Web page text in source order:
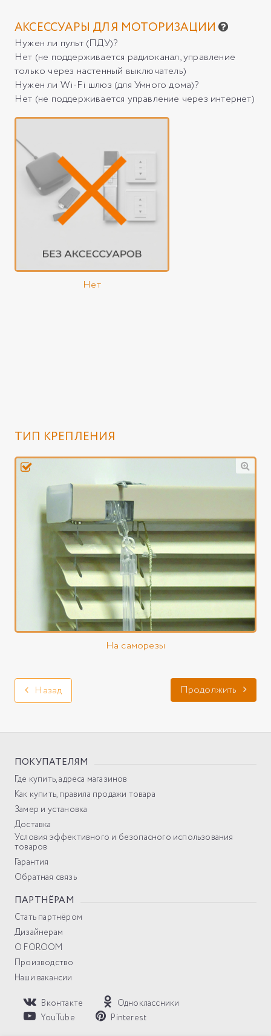
АКСЕССУАРЫ ДЛЯ МОТОРИЗАЦИИ
Нужен ли пульт (ПДУ)?
Нет (не поддерживается радиоканал, управление
только через настенный выключатель)
Нужен ли Wi-Fi шлюз (для Умного дома)?
Нет
ТИП КРЕПЛЕНИЯ
На саморезы
Назад Продолжить
ПОКУПАТЕЛЯМ
Где купить, адреса магазинов
Как купить, правила продажи товара
Замер и установка
Доставка
Условия эффективного и безопасного использования
товаров
Гарантия
Обратная связь
ПАРТНЁРАМ
Стать партнёром
Дизайнерам
О FOROOM
Производство
Наши вакансии
Вконтакте
Одноклассники
YouTube
Pinterest